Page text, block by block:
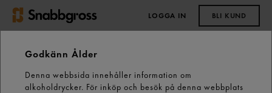
LOGGA IN BLI KUND
Start Vårt sortiment Skafferiet Mexikanskt
Godkänn Ålder
Denna webbsida innehåller information om
alkoholdrycker. För inköp och besök på denna webbplats